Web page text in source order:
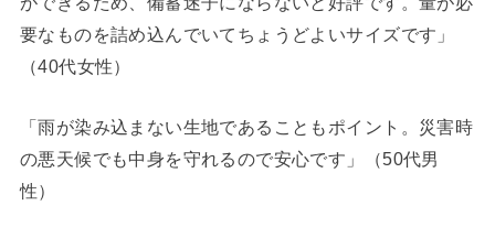
要なものを詰め込んでいてちょうどよいサイズです」
（40代女性）
「雨が染み込まない生地であることもポイント。災害時
の悪天候でも中身を守れるので安心です」（50代男
性）